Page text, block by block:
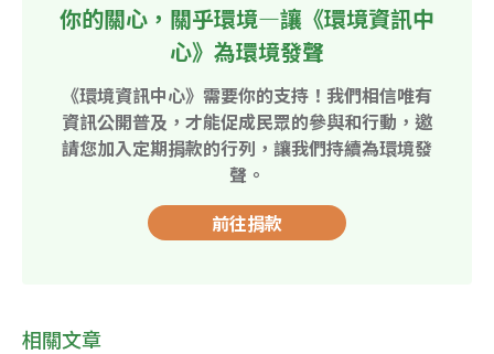
你的關心，關乎環境—讓《環境資訊中
心》為環境發聲
《環境資訊中心》需要你的支持！我們相信唯有
資訊公開普及，才能促成民眾的參與和行動，邀
請您加入定期捐款的行列，讓我們持續為環境發
聲。
前往捐款
相關文章